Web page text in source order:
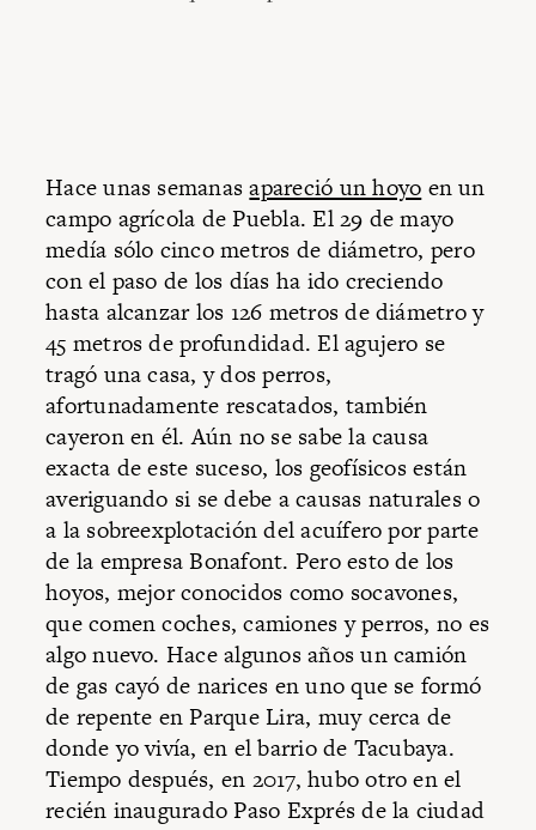
Hace unas semanasapareció un hoyo en un
campo agrícola de Puebla. El 29 de mayo
medía sólo cinco metros de diámetro, pero
con el paso de los días ha ido creciendo
hasta alcanzar los 126 metros de diámetro y
45 metros de profundidad. El agujero se
tragó una casa, y dos perros,
afortunadamente rescatados, también
cayeron en él. Aún no se sabe la causa
exacta de este suceso, los geofísicos están
averiguando si se debe a causas naturales o
a la sobreexplotación del acuífero por parte
de la empresa Bonafont. Pero esto de los
hoyos, mejor conocidos como socavones,
que comen coches, camiones y perros, no es
algo nuevo. Hace algunos años un camión
de gas cayó de narices en uno que se formó
de repente en Parque Lira, muy cerca de
donde yo vivía, en el barrio de Tacubaya.
Tiempo después, en 2017, hubo otro en el
recién inaugurado Paso Exprés de la ciudad